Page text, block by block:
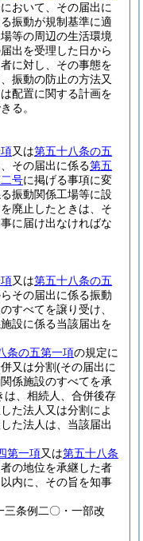
おいて、その届出に
振動が規制基準に適
等の周辺の生活環境
出を受理した日から
に対し、その事態を
振動の防止の方法又
配置に関する計画を
る。
又は第五十八条の五
その届出に係る第五
号に掲げる事項に変
振動関係工場等に設
廃止したときは、そ
に届け出なければな
又は第五十八条の五
その届出に係る振動
すべてを譲り受け、
設に係る当該届出を
条の五第一項の規定に
又は分割(その届出に
係施設のすべてを承
は、相続人、合併後存
た法人又は分割によ
た法人は、当該届出
第一項又は第五十八条
の地位を承継した者
内に、その旨を知事
条例二〇・一部改